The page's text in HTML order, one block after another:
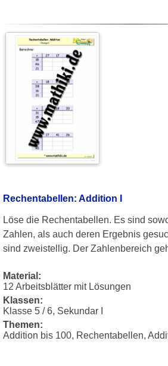
Rechentabellen: Addition I
Löse die Rechentabellen. Es sind
Zahlen, als auch deren Ergebnis
sind zweistellig. Der Zahlenbereich
Material:
12 Arbeitsblätter mit Lösungen
Klassen:
Klasse 5 / 6, Sekundar I
Themen:
Addition bis 100, Rechentabellen,